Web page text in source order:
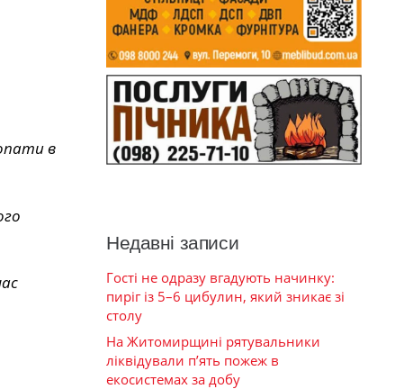
в
Недавні записи
Гості не одразу вгадують начинку:
пиріг із 5–6 цибулин, який зникає зі
столу
На Житомирщині рятувальники
ліквідували п’ять пожеж в
екосистемах за добу